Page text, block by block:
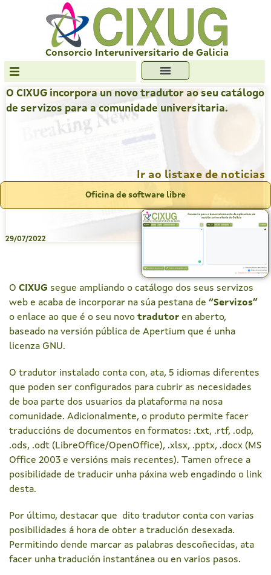
Consorcio Interuniversitario de Galicia
Transparencia
Ofc. Soft. Libre
O CIXUG incorpora un novo tradutor ao seu catálogo
de servizos para a comunidade universitaria.
Ir ao listaxe de noticias
Oficina de software libre
29/07/2022
O CIXUG segue ampliando o catálogo dos seus servizos
web e acaba de incorporar na súa pestana de “Servizos”
o enlace ao que é o seu novo tradutor en aberto,
baseado na versión pública de Apertium que é unha
licenza GNU.
O tradutor instalado conta con, ata, 5 idiomas diferentes
que poden ser configurados para cubrir as necesidades
de boa parte dos usuarios da plataforma na nosa
comunidade. Adicionalmente, o produto permite facer
traduccións de documentos en formatos: .txt, .rtf, .odp,
.ods, .odt (LibreOffice/OpenOffice), .xlsx, .pptx, .docx (MS
Office 2003 e versións mais recentes). Tamen ofrece a
posibilidade de traducir unha páxina web engadindo o link
desta.
Por último, destacar que dito tradutor conta con varias
posibilidades á hora de obter a tradución desexada.
Permitindo dende marcar as palabras descoñecidas, ata
facer unha tradución instantánea ou en varios pasos.